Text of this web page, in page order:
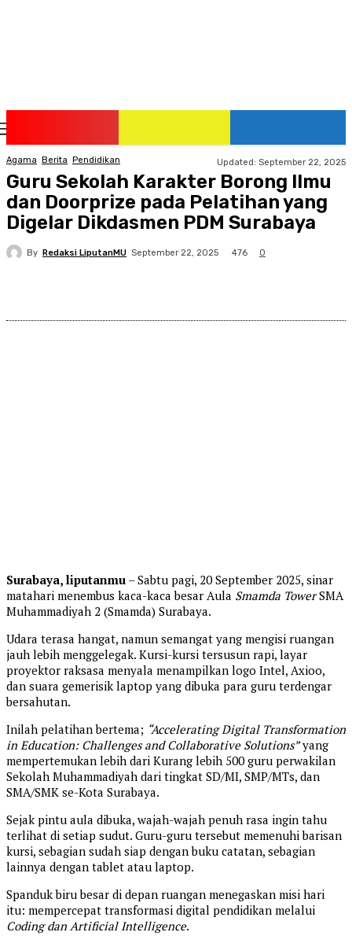
Agama Berita Pendidikan Updated: September 22, 2025
Guru Sekolah Karakter Borong Ilmu
dan Doorprize pada Pelatihan yang
Digelar Dikdasmen PDM Surabaya
By Redaksi LiputanMU September 22, 2025 476 0
Surabaya, liputanmu – Sabtu pagi, 20 September 2025, sinar
matahari menembus kaca-kaca besar Aula Smamda TowerSMA
Muhammadiyah 2 (Smamda) Surabaya.
Udara terasa hangat, namun semangat yang mengisi ruangan
jauh lebih menggelegak. Kursi-kursi tersusun rapi, layar
proyektor raksasa menyala menampilkan logo Intel, Axioo,
dan suara gemerisik laptop yang dibuka para guru terdengar
bersahutan.
Inilah pelatihan bertema; “Accelerating Digital Transformation
in Education: Challenges and Collaborative Solutions”yang
mempertemukan lebih dari Kurang lebih 500 guru perwakilan
Sekolah Muhammadiyah dari tingkat SD/MI, SMP/MTs, dan
SMA/SMK se-Kota Surabaya.
Sejak pintu aula dibuka, wajah-wajah penuh rasa ingin tahu
terlihat di setiap sudut. Guru-guru tersebut memenuhi barisan
kursi, sebagian sudah siap dengan buku catatan, sebagian
lainnya dengan tablet atau laptop.
Spanduk biru besar di depan ruangan menegaskan misi hari
itu: mempercepat transformasi digital pendidikan melalui
Coding dan Artificial Intelligence.